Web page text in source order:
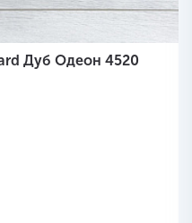
Дуб Одеон 4520